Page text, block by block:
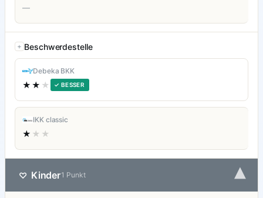
—
Beschwerdestelle
Debeka BKK
★★ ★ ✓ BESSER
IKK classic
★ ★★
♡ Kinder1 Punkt ▾